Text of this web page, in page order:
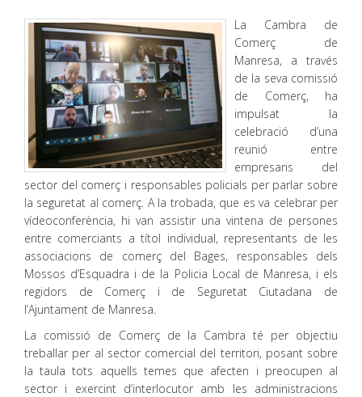
La Cambra de
Comerç de
Manresa, a través
de la seva comissió
de Comerç, ha
impulsat la
celebració d’una
reunió entre
empresaris del
sector del comerç i responsables policials per parlar sobre
la seguretat al comerç. A la trobada, que es va celebrar per
vídeoconferència, hi van assistir una vintena de persones
entre comerciants a títol individual, representants de les
associacions de comerç del Bages, responsables dels
Mossos d’Esquadra i de la Policia Local de Manresa, i els
regidors de Comerç i de Seguretat Ciutadana de
l’Ajuntament de Manresa.
La comissió de Comerç de la Cambra té per objectiu
treballar per al sector comercial del territori, posant sobre
la taula tots aquells temes que afecten i preocupen al
sector i exercint d’interlocutor amb les administracions